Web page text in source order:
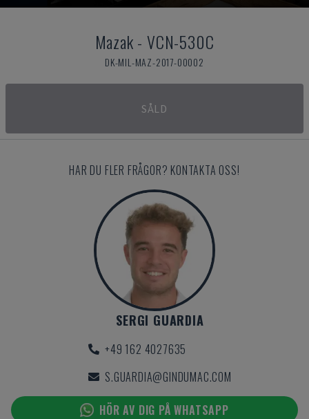
Mazak- VCN-530C
DK-MIL-MAZ-2017-00002
SÅLD
HAR DU FLER FRÅGOR? KONTAKTA OSS!
SERGI GUARDIA
+49 162 4027635
S.GUARDIA@GINDUMAC.COM
HÖR AV DIG PÅ WHATSAPP